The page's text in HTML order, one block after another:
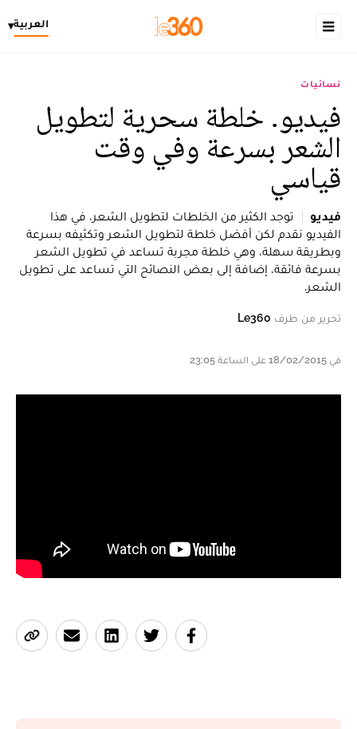
العربية▾
نسائيات
فيديو. خلطة سحرية لتطويل
الشعر بسرعة وفي وقت
قياسي
فيديو
توجد الكثير من الخلطات لتطويل الشعر، في هذا
الفيديو نقدم لكن أفضل خلطة لتطويل الشعر وتكثيفه بسرعة
وبطريقة سهلة، وهي خلطة مجربة تساعد في تطويل الشعر
بسرعة فائقة، إضافة إلى بعض النصائح التي تساعد على تطويل
الشعر.
تحرير من طرف Le360
في 18/02/2015 على الساعة 23:05